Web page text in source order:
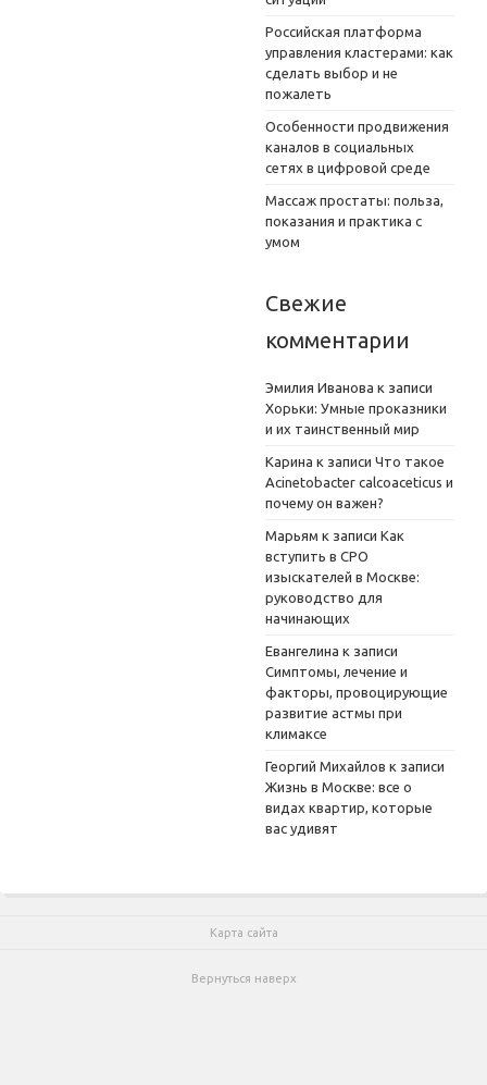
Российская платформа
управления кластерами: как
сделать выбор и не
пожалеть
Особенности продвижения
каналов в социальных
сетях в цифровой среде
Массаж простаты: польза,
показания и практика с
умом
Свежие
комментарии
Эмилия Иванова к записи
Хорьки: Умные проказники
и их таинственный мир
Карина к записи Что такое
Acinetobacter calcoaceticus и
почему он важен?
Марьям к записи Как
вступить в СРО
изыскателей в Москве:
руководство для
начинающих
Евангелина к записи
Симптомы, лечение и
факторы, провоцирующие
развитие астмы при
климаксе
Георгий Михайлов к записи
Жизнь в Москве: все о
видах квартир, которые
вас удивят
Карта сайта
Вернуться наверх